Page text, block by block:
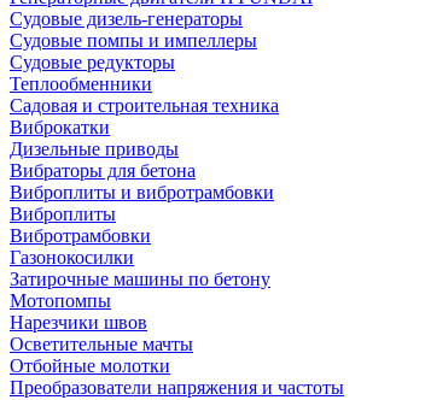
Судовые дизель-генераторы
Судовые помпы и импеллеры
Судовые редукторы
Теплообменники
Садовая и строительная техника
Виброкатки
Дизельные приводы
Вибраторы для бетона
Виброплиты и вибротрамбовки
Виброплиты
Вибротрамбовки
Газонокосилки
Затирочные машины по бетону
Мотопомпы
Нарезчики швов
Осветительные мачты
Отбойные молотки
Преобразователи напряжения и частоты